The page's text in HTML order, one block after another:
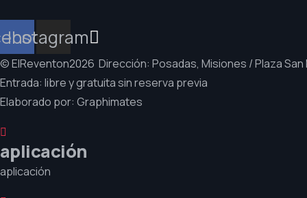
Instagram
© ElReventon2026 Dirección: Posadas, Misiones / Plaza San
Entrada: libre y gratuita sin reserva previa
Elaborado por: Graphimates
aplicación
aplicación